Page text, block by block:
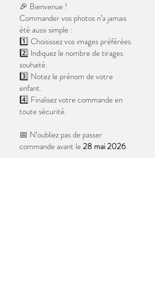
🎉 Bienvenue !
Commander vos photos n’a jamais
été aussi simple :
1️⃣ Choisissez vos images préférées.
2️⃣ Indiquez le nombre de tirages
souhaité.
3️⃣ Notez le prénom de votre
enfant.
4️⃣ Finalisez votre commande en
toute sécurité.
📅 N’oubliez pas de passer
commande avant le28 mai 2026.